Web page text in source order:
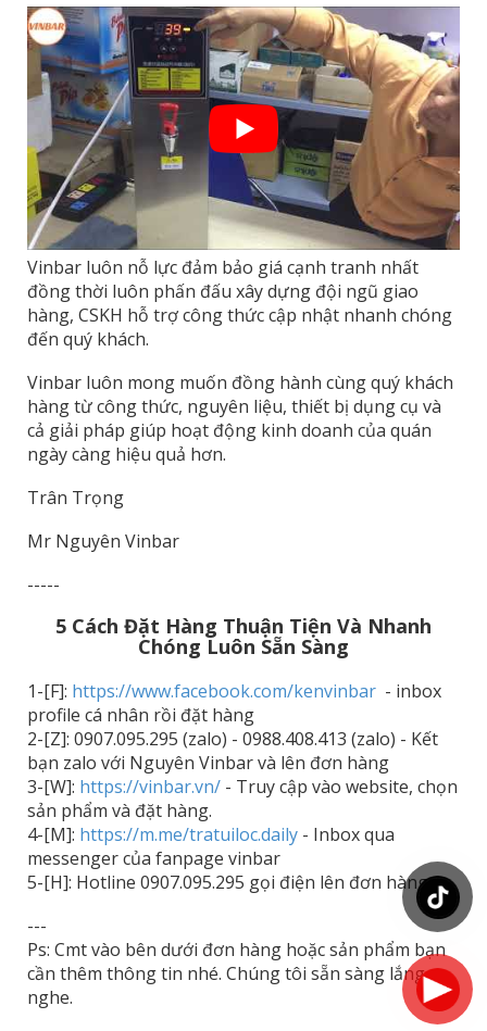
Vinbar luôn nỗ lực đảm bảo giá cạnh tranh nhất
đồng thời luôn phấn đấu xây dựng đội ngũ giao
hàng, CSKH hỗ trợ công thức cập nhật nhanh chóng
đến quý khách.
Vinbar luôn mong muốn đồng hành cùng quý khách
hàng từ công thức, nguyên liệu, thiết bị dụng cụ và
cả giải pháp giúp hoạt động kinh doanh của quán
ngày càng hiệu quả hơn.
Trân Trọng
Mr Nguyên Vinbar
-----
5 Cách Đặt Hàng Thuận Tiện Và Nhanh
Chóng Luôn Sẵn Sàng
1-[F]: https://www.facebook.com/kenvinbar - inbox
profile cá nhân rồi đặt hàng
2-[Z]: 0907.095.295 (zalo) - 0988.408.413 (zalo) - Kết
bạn zalo với Nguyên Vinbar và lên đơn hàng
3-[W]: https://vinbar.vn/ - Truy cập vào website, chọn
sản phẩm và đặt hàng.
4-[M]: https://m.me/tratuiloc.daily - Inbox qua
messenger của fanpage vinbar
5-[H]: Hotline 0907.095.295 gọi điện lên đơn hàng.
---
Ps: Cmt vào bên dưới đơn hàng hoặc sản phẩm bạn
cần thêm thông tin nhé. Chúng tôi sẵn sàng lắng
nghe.